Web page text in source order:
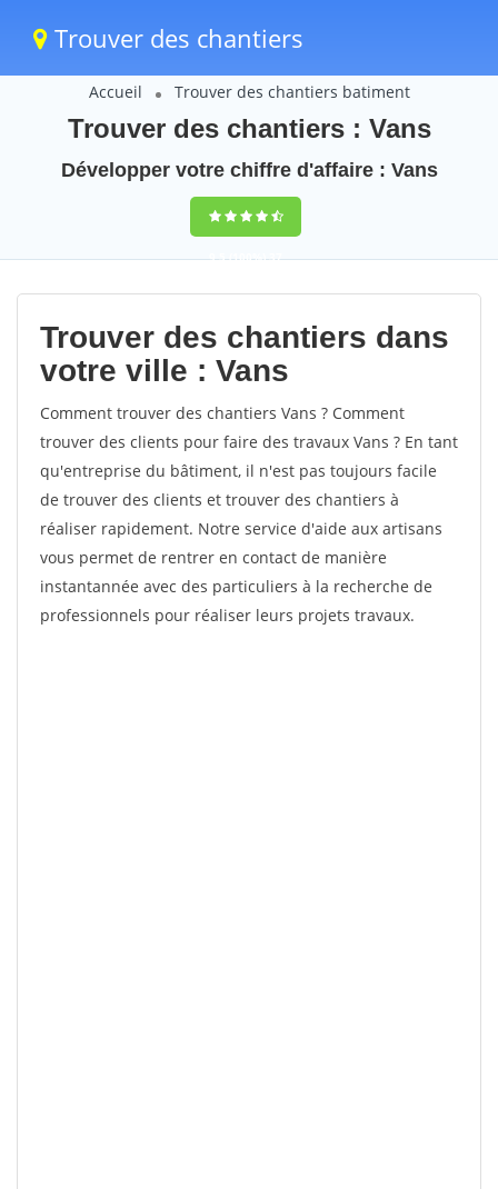
Trouver des chantiers
Accueil Trouver des chantiers batiment
Trouver des chantiers : Vans
Développer votre chiffre d'affaire : Vans
9,5(100%)37
votes
Trouver des chantiers dans
votre ville : Vans
Comment trouver des chantiers Vans ? Comment
trouver des clients pour faire des travaux Vans ? En tant
qu'entreprise du bâtiment, il n'est pas toujours facile
de trouver des clients et trouver des chantiers à
réaliser rapidement. Notre service d'aide aux artisans
vous permet de rentrer en contact de manière
instantannée avec des particuliers à la recherche de
professionnels pour réaliser leurs projets travaux.